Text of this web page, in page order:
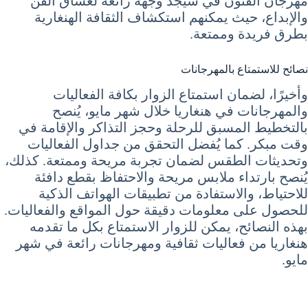
والإبداع، حيث يمكنهم استكشاف الثقافة الهنغارية
بطرق فريدة وممتعة.
نصائح للاستمتاع بالمهرجانات
وأخيرًا، لضمان استمتاع الزوار بكافة الفعاليات
والمهرجانات في هنغاريا خلال شهر مايو، يُنصح
بالتخطيط المسبق للرحلة وحجز التذاكر والإقامة في
وقت مبكر. كما يُفضل التحقق من جداول الفعاليات
وتحديثات الطقس لضمان تجربة مريحة وممتعة. كذلك،
يُنصح بارتداء ملابس مريحة والاحتفاظ بقطع دافئة
للاحتياط، والاستفادة من تطبيقات الهواتف الذكية
للحصول على معلومات دقيقة حول المواقع والفعاليات.
بهذه النصائح، يمكن للزوار الاستمتاع بكل ما تقدمه
هنغاريا من فعاليات ثقافية ومهرجانات رائعة في شهر
مايو.